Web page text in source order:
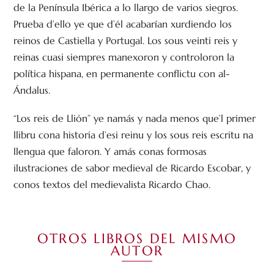
de la Península Ibérica a lo llargo de varios siegros.
Prueba d’ello ye que d’él acabarían xurdiendo los
reinos de Castiella y Portugal. Los sous veinti reis y
reinas cuasi siempres manexoron y controloron la
política hispana, en permanente conflictu con al-
Ándalus.
“Los reis de Llión” ye namás y nada menos que’l primer
llibru cona historia d’esi reinu y los sous reis escritu na
llengua que faloron. Y amás conas formosas
ilustraciones de sabor medieval de Ricardo Escobar, y
conos textos del medievalista Ricardo Chao.
OTROS LIBROS DEL MISMO
AUTOR